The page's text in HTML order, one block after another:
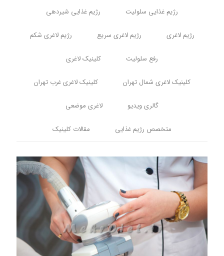
رژیم غذایی سلولیت رژیم غذایی شیردهی
رژیم لاغری رژیم لاغری سریع رژیم لاغری شکم
رفع سلولیت کلینیک لاغری
کلینیک لاغری شمال تهران کلینیک لاغری غرب تهران
گالری ویدیو لاغری موضعی
متخصص رژیم غذایی مقالات کلینیک